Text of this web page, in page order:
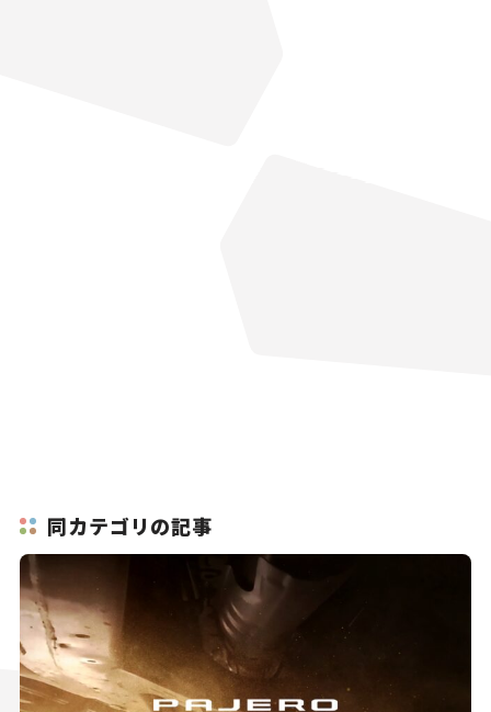
同カテゴリの記事